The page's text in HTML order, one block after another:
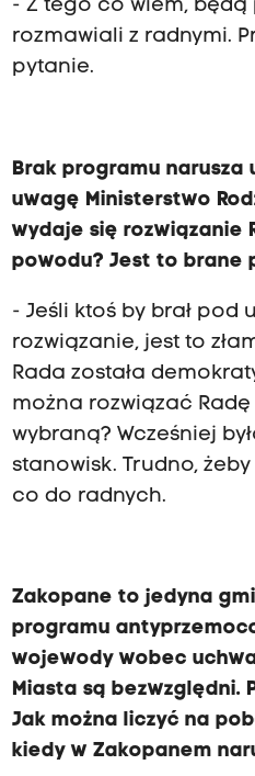
- Z tego co wiem, będą
rozmawiali z radnymi.
pytanie.
Brak programu
uwagę Ministerstwo
wydaje się rozwiązanie
powodu? Jest to brane
- Jeśli ktoś by brał pod
rozwiązanie, jest to
Rada została
można rozwiązać
wybraną? Wcześniej
stanowisk. Trudno,
co do radnych.
Zakopane to jedyna
programu
wojewody wobec
Miasta są bezwzględni.
Jak można liczyć na
kiedy w Zakopanem